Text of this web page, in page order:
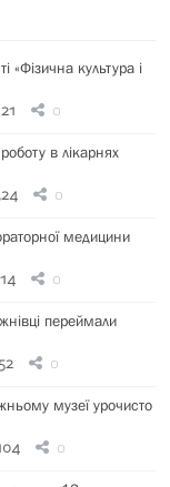
«Фізична культура і
0
в лікарнях
0
медицини
0
переймали
0
музеї урочисто
0